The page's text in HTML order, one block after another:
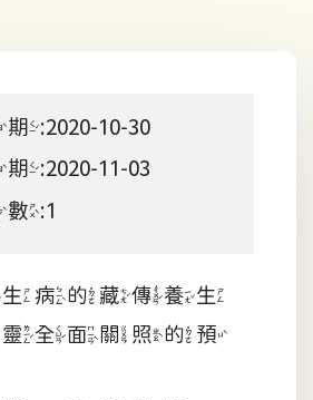
:2020-10-30
:2020-11-03
:1
病的藏傳養生
全面關照的預